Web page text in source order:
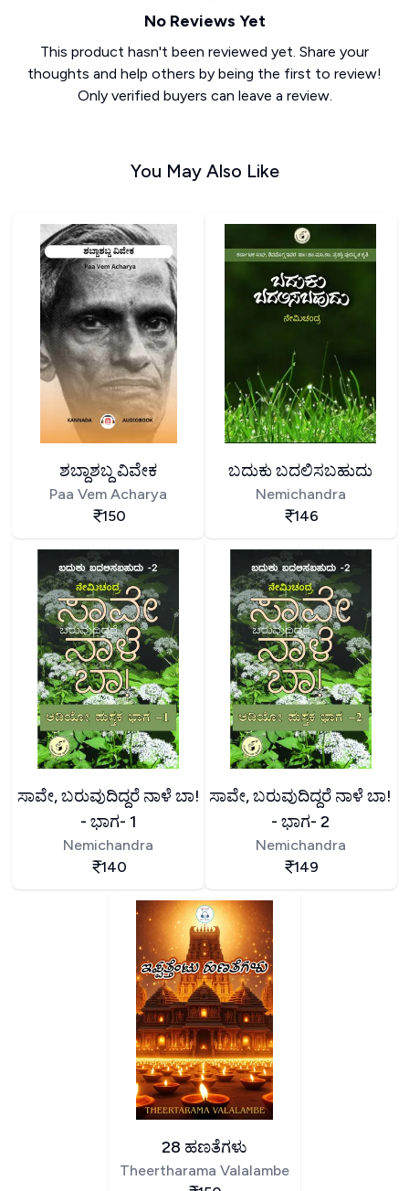
No Reviews Yet
This product hasn't been reviewed yet. Share your
thoughts and help others by being the first to review!
Only verified buyers can leave a review.
You May Also Like
ಶಬ್ದಾಶಬ್ದ ವಿವೇಕ
Paa Vem Acharya
150
ಬದುಕು ಬದಲಿಸಬಹುದು
Nemichandra
146
ಸಾವೇ, ಬರುವುದಿದ್ದರೆ ನಾಳೆ ಬಾ!
- ಭಾಗ- 1
Nemichandra
140
ಸಾವೇ, ಬರುವುದಿದ್ದರೆ ನಾಳೆ ಬಾ!
- ಭಾಗ- 2
Nemichandra
149
28 ಹಣತೆಗಳು
Theertharama Valalambe